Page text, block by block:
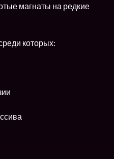
магнаты на редкие
которых: